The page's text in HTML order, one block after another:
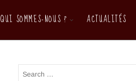
QUI SOMMES-NOUS ? ACTUALITÉS